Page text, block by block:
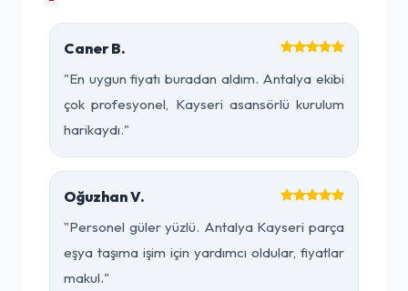
Caner B.
"En uygun fiyatı buradan aldım. Antalya ekibi
çok profesyonel, Kayseri asansörlü kurulum
harikaydı."
Oğuzhan V.
"Personel güler yüzlü. Antalya Kayseri parça
eşya taşıma işim için yardımcı oldular, fiyatlar
makul."